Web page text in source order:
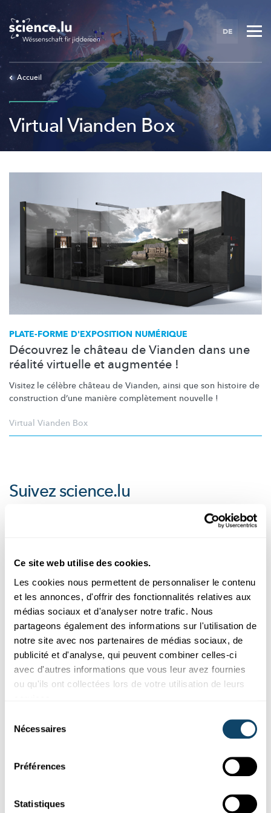
Ce site web utilise des cookies.
Les cookies nous permettent de personnaliser le contenu
et les annonces, d'offrir des fonctionnalités relatives aux
médias sociaux et d'analyser notre trafic. Nous
partageons également des informations sur l'utilisation de
notre site avec nos partenaires de médias sociaux, de
publicité et d'analyse, qui peuvent combiner celles-ci
avec d'autres informations que vous leur avez fournies
ou qu'ils ont collectées lors de votre utilisation de leurs
Nécessaires
Préférences
Statistiques
main
content
DE
Accueil
Virtual Vianden Box
PLATE-FORME D'EXPOSITION NUMÉRIQUE
Découvrez le château de Vianden dans une
réalité virtuelle et augmentée !
Visitez le célèbre château de Vianden, ainsi que son histoire de
construction d’une manière complètement nouvelle !
Virtual Vianden Box
Suivezscience.lu
Pour les voir, veuillez changer vos
préférences.
CHANGER MES PRÉFÉRENCES
chaîne Youtube
la recherche au Luxembourg